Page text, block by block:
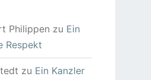
Philippen zu Ein
Respekt
zu Ein Kanzler